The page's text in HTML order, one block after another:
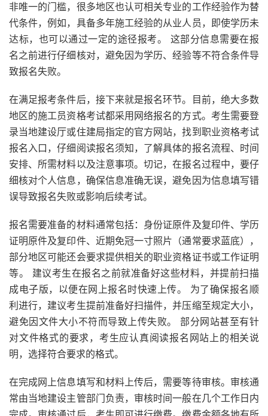
非唯一的门槛，很多地区也认可相关专业的工作经验作为替
代条件，例如，具备多年施工经验的从业人员，即使学历未
达标，也可以通过一定的途径报考。 这部分信息需要在报
名之前进行仔细核对，避免因为学历、经验等不符合条件导
致报名失败。
在满足报考条件后，接下来就是报名环节。目前，绝大多数
地区的施工员资格考试都采用网络报名的方式。考生需要登
录当地建设厅或住建局指定的官方网站，找到职业资格考试
报名入口，仔细阅读报名须知，了解具体的报名流程、时间
安排、所需材料以及注意事项。切记，在报名过程中，要仔
细核对个人信息，确保信息准确无误，避免因为信息填写错
误导致报名失败或影响后续考试。
报名需要准备的材料通常包括：身份证原件及复印件、学历
证明原件及复印件、近期免冠一寸照片（通常要求蓝底），
部分地区可能还会要求提供相关的职业资格证书或工作证明
等。 建议考生在报名之前就准备好这些材料，并提前扫描
成电子版，以便在网上报名时快速上传。 为了确保报名顺
利进行，建议考生提前准备好扫描件，并压缩至规定大小，
避免因文件大小不符而导致上传失败。 部分网站甚至有针
对文件格式的要求，考生应认真阅读报名网站上的相关说
明，选择符合要求的格式。
在完成网上信息填写和材料上传后，需要等待审核。审核通
常由当地建设主管部门负责，审核时间一般在几个工作日内